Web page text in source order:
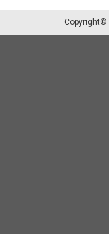
Copyright©